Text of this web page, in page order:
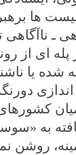
ها
ـ
ای از
شده یا
میان
به
روشن